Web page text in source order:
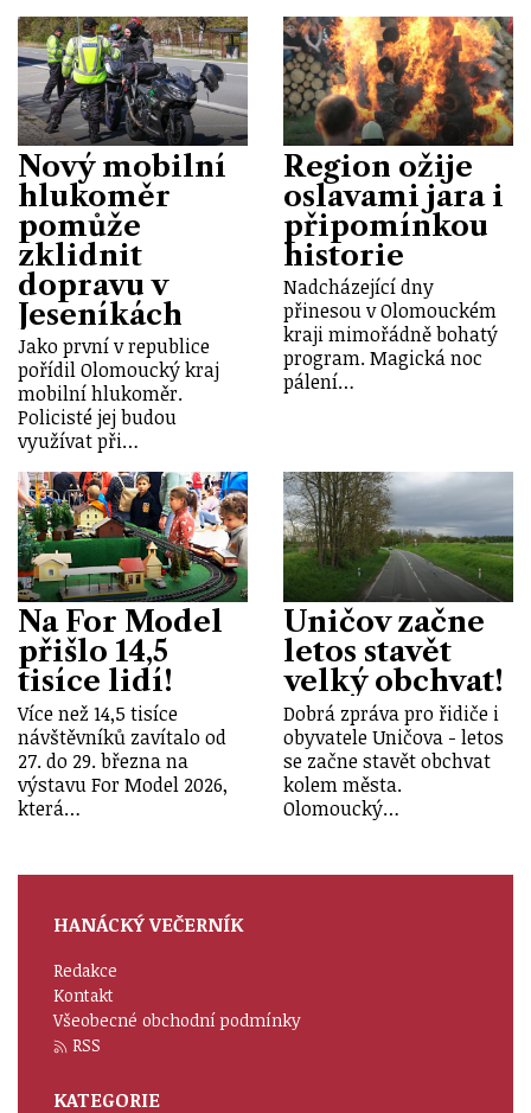
Nový mobilní
hlukoměr
pomůže
zklidnit
dopravu v
Jeseníkách
Jako první v republice
pořídil Olomoucký kraj
mobilní hlukoměr.
Policisté jej budou
využívat při…
Region ožije
oslavami jara i
připomínkou
historie
Nadcházející dny
přinesou v Olomouckém
kraji mimořádně bohatý
program. Magická noc
pálení…
Na For Model
přišlo 14,5
tisíce lidí!
Více než 14,5 tisíce
návštěvníků zavítalo od
27. do 29. března na
výstavu For Model 2026,
která…
Uničov začne
letos stavět
velký obchvat!
Dobrá zpráva pro řidiče i
obyvatele Uničova - letos
se začne stavět obchvat
kolem města.
Olomoucký…
HANÁCKÝ VEČERNÍK
Redakce
Kontakt
Všeobecné obchodní podmínky
RSS
KATEGORIE